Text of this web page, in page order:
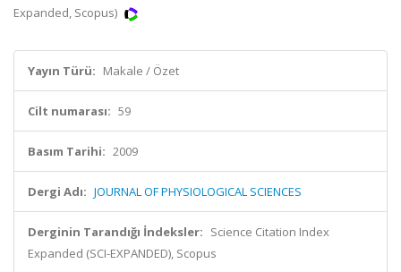
Expanded, Scopus)
Yayın Türü: Makale / Özet
Cilt numarası: 59
Basım Tarihi: 2009
Dergi Adı: JOURNAL OF PHYSIOLOGICAL SCIENCES
Derginin Tarandığı İndeksler: Science Citation Index
Expanded (SCI-EXPANDED), Scopus